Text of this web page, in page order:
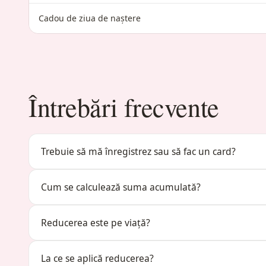
Cadou de ziua de naștere
Întrebări frecvente
Trebuie să mă înregistrez sau să fac un card?
Cum se calculează suma acumulată?
Reducerea este pe viață?
La ce se aplică reducerea?